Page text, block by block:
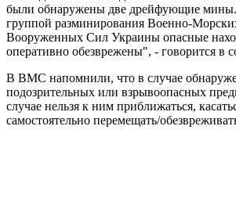
были обнаружены две дрейфующие
группой разминирования Военно-
Вооруженных Сил Украины опасные
оперативно обезврежены", - говорится в
В ВМС напомнили, что в случае
подозрительных или взрывоопасных
случае нельзя к ним приближаться,
самостоятельно перемещать/